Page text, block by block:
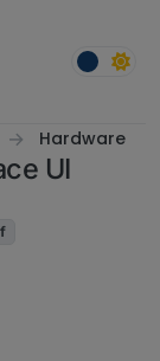
Hardware
UI